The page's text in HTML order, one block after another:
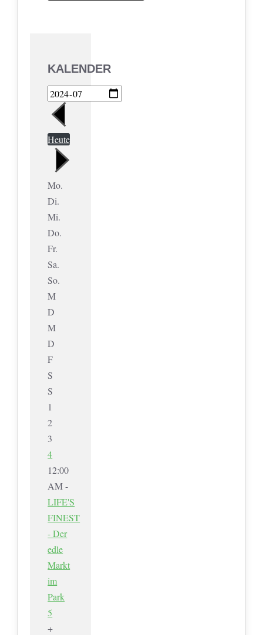
KALENDER
Heute
Mo.
Di.
Mi.
Do.
Fr.
Sa.
So.
M
D
M
D
F
S
S
1
2
3
4
12:00
AM -
LIFE'S
FINEST
- Der
edle
Markt
im
Park
5
+